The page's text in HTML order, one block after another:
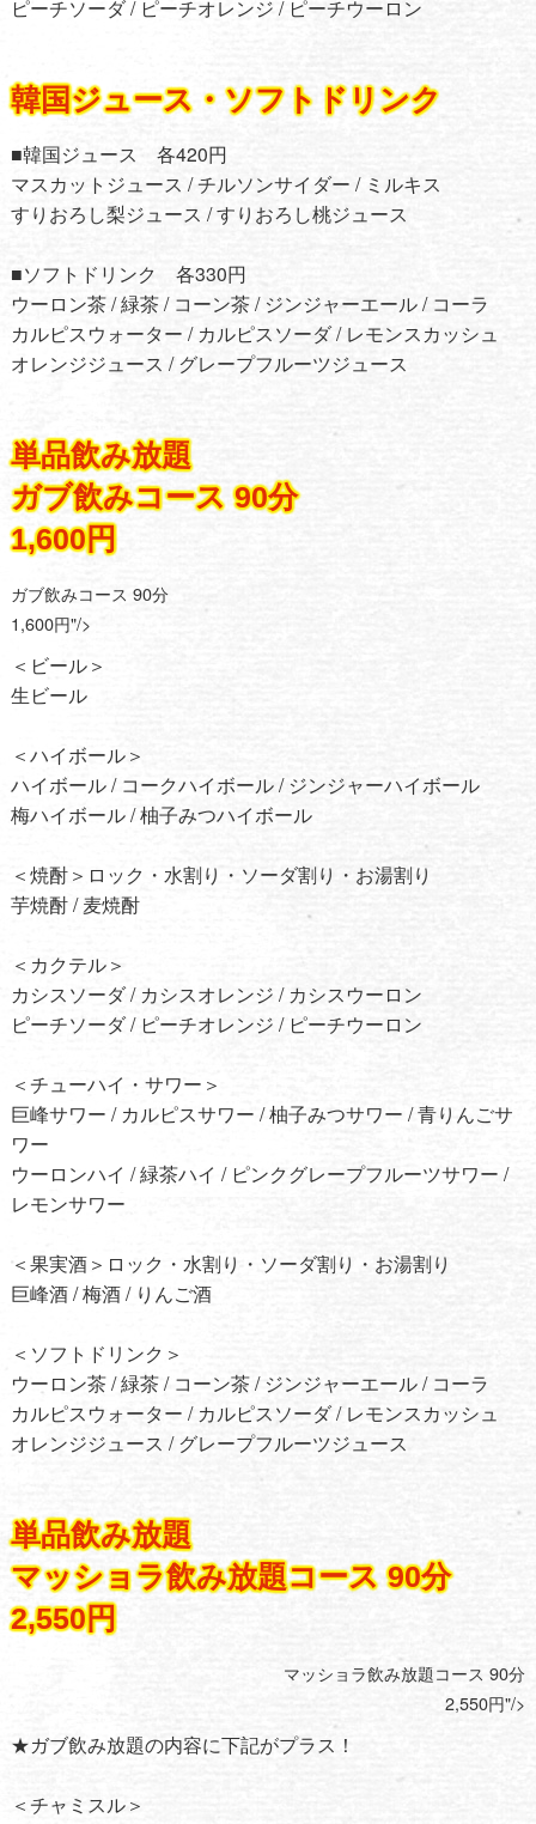
ピーチソーダ / ピーチオレンジ / ピーチウーロン
韓国ジュース・ソフトドリンク
■韓国ジュース 各420円
マスカットジュース / チルソンサイダー / ミルキス
すりおろし梨ジュース / すりおろし桃ジュース
■ソフトドリンク 各330円
ウーロン茶 / 緑茶 / コーン茶 / ジンジャーエール / コーラ
カルピスウォーター / カルピスソーダ / レモンスカッシュ
オレンジジュース / グレープフルーツジュース
単品飲み放題
ガブ飲みコース 90分
1,600円
ガブ飲みコース 90分
1,600円"/>
＜ビール＞
生ビール
＜ハイボール＞
ハイボール / コークハイボール / ジンジャーハイボール
梅ハイボール / 柚子みつハイボール
＜焼酎＞ロック・水割り・ソーダ割り・お湯割り
芋焼酎 / 麦焼酎
＜カクテル＞
カシスソーダ / カシスオレンジ / カシスウーロン
ピーチソーダ / ピーチオレンジ / ピーチウーロン
＜チューハイ・サワー＞
巨峰サワー / カルピスサワー / 柚子みつサワー / 青りんごサ
ワー
ウーロンハイ / 緑茶ハイ / ピンクグレープフルーツサワー /
レモンサワー
＜果実酒＞ロック・水割り・ソーダ割り・お湯割り
巨峰酒 / 梅酒 / りんご酒
＜ソフトドリンク＞
ウーロン茶 / 緑茶 / コーン茶 / ジンジャーエール / コーラ
カルピスウォーター / カルピスソーダ / レモンスカッシュ
オレンジジュース / グレープフルーツジュース
単品飲み放題
マッショラ飲み放題コース 90分
2,550円
マッショラ飲み放題コース 90分
2,550円"/>
★ガブ飲み放題の内容に下記がプラス！
＜チャミスル＞